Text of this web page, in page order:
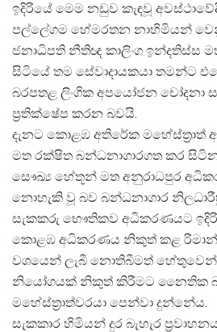
ඉදිරියේ මෙම නඩුව කැඳවූ
පල්ලේගම හේමරතන නාහිමියන්
ජනාධිපති නීතිඥ කාලිංග ඉන්දතිස්ස
සිටියේ තම සේවාදායකයා තමන්ට
බරපතළ ලිංගික අපයෝජන චෝදනා
ප්රතික්ෂේප කරන බවයි.
දැනට කොළඹ අතිරේක මහේස්ත්
මත රක්ෂිත බන්ධනාගාරගත කර
සෞඛ් ය හේතූන් මත අනුරාධපුර
නොහැකි වූ බව බන්ධනාගාර
සැකකරු භෞතිකව අධිකරණයට
කොළඹ අධිකරණය නිකුත් කළ
වශයෙන් ලැබී නොතිබීමත්
නියෝගයක් නිකුත් කිරීමට නෛතික
මහේස්ත්රාත්වරයා පෙන්වා දුන්නේය.
සැකකාර හිමියන් දුර බැහැර ප්